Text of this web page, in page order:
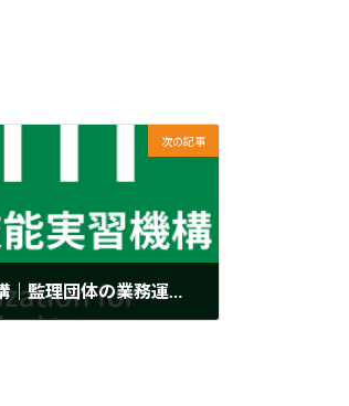
次の記事
外国人技能実習機構｜監理団体の業務運営に関する規程のインターネット公表義務化等に関するリーフレット及びよくあるご質問を作成しました